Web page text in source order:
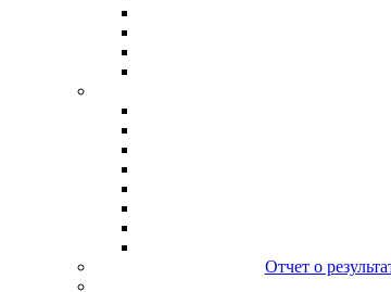
Отчет о